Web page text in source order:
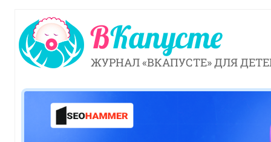
ЖУРНАЛ «ВКАПУСТЕ» ДЛЯ